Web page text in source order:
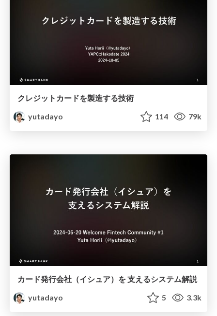
クレジットカードを製造する技術
yutadayo
114 79k
カード発行会社（イシュア）を 支えるシステム解説
yutadayo
5 3.3k